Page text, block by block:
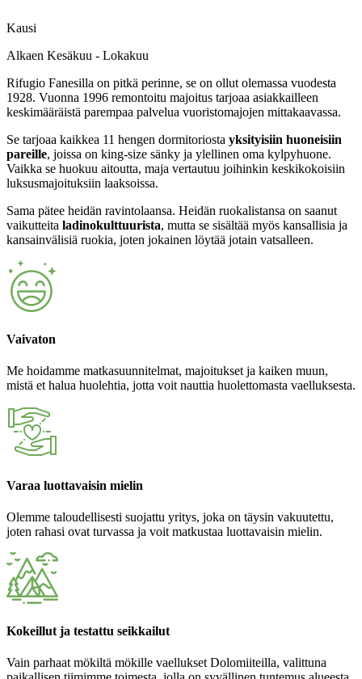
Kausi
Alkaen Kesäkuu - Lokakuu
Rifugio Fanesilla on pitkä perinne, se on ollut olemassa vuodesta
1928. Vuonna 1996 remontoitu majoitus tarjoaa asiakkailleen
keskimääräistä parempaa palvelua vuoristomajojen mittakaavassa.
Se tarjoaa kaikkea 11 hengen dormitoriosta yksityisiin huoneisiin
pareille, joissa on king-size sänky ja ylellinen oma kylpyhuone.
Vaikka se huokuu aitoutta, maja vertautuu joihinkin keskikokoisiin
luksusmajoituksiin laaksoissa.
Sama pätee heidän ravintolaansa. Heidän ruokalistansa on saanut
vaikutteita ladinokulttuurista, mutta se sisältää myös kansallisia ja
kansainvälisiä ruokia, joten jokainen löytää jotain vatsalleen.
Vaivaton
Me hoidamme matkasuunnitelmat, majoitukset ja kaiken muun,
mistä et halua huolehtia, jotta voit nauttia huolettomasta vaelluksesta.
Varaa luottavaisin mielin
Olemme taloudellisesti suojattu yritys, joka on täysin vakuutettu,
joten rahasi ovat turvassa ja voit matkustaa luottavaisin mielin.
Kokeillut ja testattu seikkailut
Vain parhaat mökiltä mökille vaellukset Dolomiiteilla, valittuna